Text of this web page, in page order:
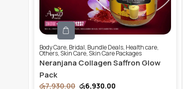
Body Care, Bridal, Bundle Deals, Health care,
Others,Skin Care,Skin Care Packages
Neranjana Collagen Saffron Glow
Pack
රු7,930.00 රු6,930.00